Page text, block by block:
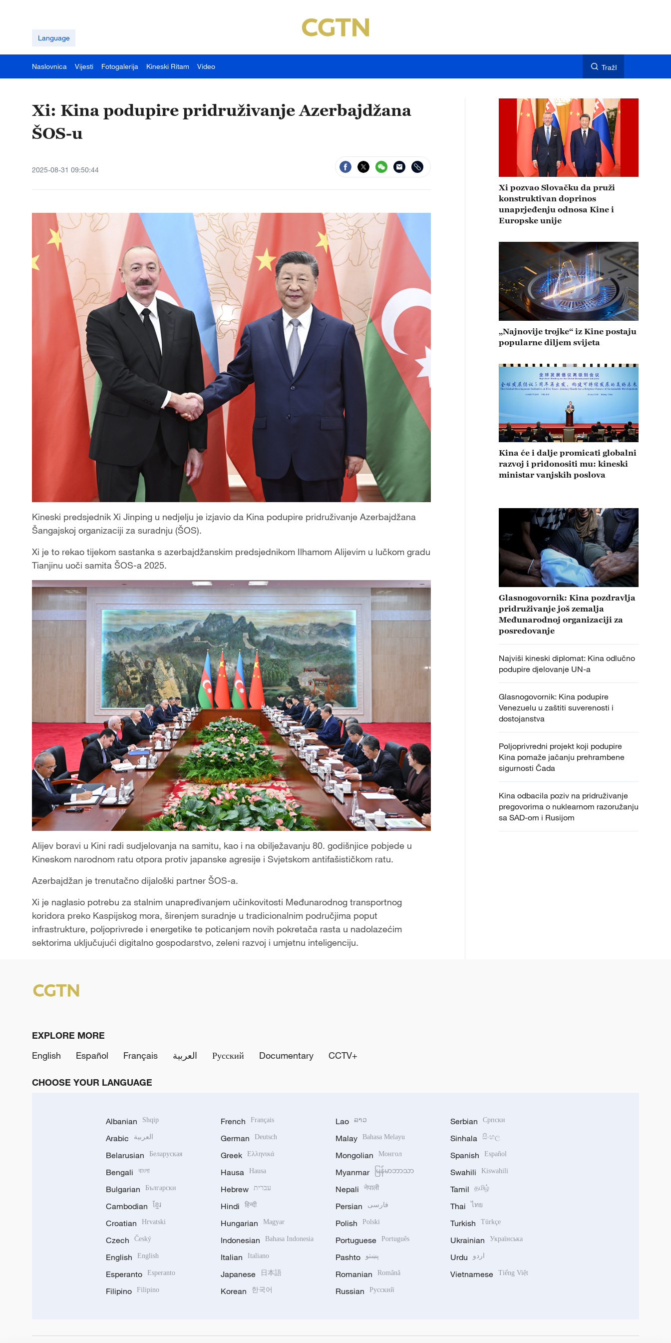
Language
Naslovnica Vijesti Fotogalerija Kineski Ritam Video TražI
Xi: Kina podupire pridruživanje Azerbajdžana
ŠOS-u
2025-08-31 09:50:44
Kineski predsjednik Xi Jinping u nedjelju je izjavio da Kina podupire pridruživanje Azerbajdžana
Šangajskoj organizaciji za suradnju (ŠOS).
Xi je to rekao tijekom sastanka s azerbajdžanskim predsjednikom Ilhamom Alijevim u lučkom gradu
Tianjinu uoči samita ŠOS-a 2025.
Alijev boravi u Kini radi sudjelovanja na samitu, kao i na obilježavanju 80. godišnjice pobjede u
Kineskom narodnom ratu otpora protiv japanske agresije i Svjetskom antifašističkom ratu.
Azerbajdžan je trenutačno dijaloški partner ŠOS-a.
Xi je naglasio potrebu za stalnim unapređivanjem učinkovitosti Međunarodnog transportnog
koridora preko Kaspijskog mora, širenjem suradnje u tradicionalnim područjima poput
infrastrukture, poljoprivrede i energetike te poticanjem novih pokretača rasta u nadolazećim
sektorima uključujući digitalno gospodarstvo, zeleni razvoj i umjetnu inteligenciju.
Xi pozvao Slovačku da pruži
konstruktivan doprinos
unaprjeđenju odnosa Kine i
Europske unije
„Najnovije trojke“ iz Kine postaju
popularne diljem svijeta
Kina će i dalje promicati globalni
razvoj i pridonositi mu: kineski
ministar vanjskih poslova
Glasnogovornik: Kina pozdravlja
pridruživanje još zemalja
Međunarodnoj organizaciji za
posredovanje
Najviši kineski diplomat: Kina odlučno
podupire djelovanje UN-a
Glasnogovornik: Kina podupire
Venezuelu u zaštiti suverenosti i
dostojanstva
Poljoprivredni projekt koji podupire
Kina pomaže jačanju prehrambene
sigurnosti Čada
Kina odbacila poziv na pridruživanje
pregovorima o nuklearnom razoružanju
sa SAD-om i Rusijom
EXPLORE MORE
English
Español Français العربية Русский Documentary CCTV+
CHOOSE YOUR LANGUAGE
Albanian Shqip
Arabic العربية
Belarusian Беларуская
Bengali বাংলা
Bulgarian Български
Cambodian ខ្មែរ
Croatian Hrvatski
Czech Český
English English
Esperanto Esperanto
Filipino Filipino
French Français
German Deutsch
Greek Ελληνικά
Hausa Hausa
Hebrew עברית
Hindi हिन्दी
Hungarian Magyar
Indonesian Bahasa Indonesia
Italian Italiano
Japanese 日本語
Korean 한국어
Lao ລາວ
Malay Bahasa Melayu
Mongolian Монгол
Myanmar မြန်မာဘာသာ
Nepali नेपाली
Persian فارسی
Polish Polski
Portuguese Português
Pashto پښتو
Romanian Română
Russian Русский
Serbian Српски
Sinhala සිංහල
Spanish Español
Swahili Kiswahili
Tamil தமிழ்
Thai ไทย
Turkish Türkçe
Ukrainian Українська
Urdu اردو
Vietnamese Tiếng Việt